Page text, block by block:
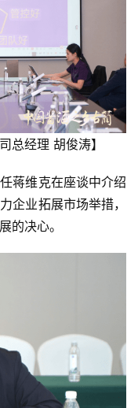
总经理 胡俊涛】
蒋维克在座谈中介绍
企业拓展市场举措，
的决心。